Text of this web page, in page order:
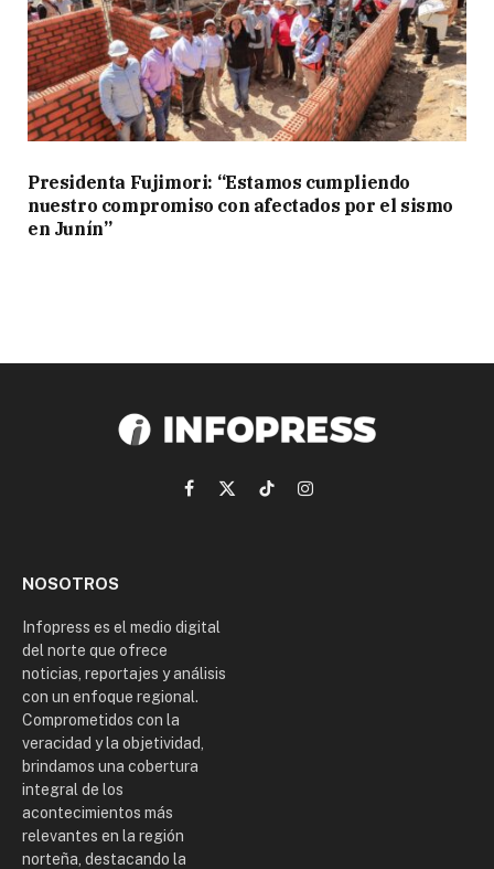
Presidenta Fujimori: “Estamos cumpliendo
nuestro compromiso con afectados por el sismo
en Junín”
Facebook
X
TikTokInstagram
NOSOTROS
Infopress es el medio digital
del norte que ofrece
noticias, reportajes y análisis
con un enfoque regional.
Comprometidos con la
veracidad y la objetividad,
brindamos una cobertura
integral de los
acontecimientos más
relevantes en la región
norteña, destacando la